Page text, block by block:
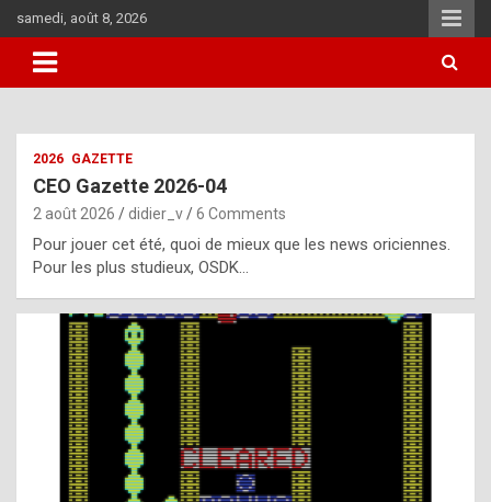
to
content
samedi, août 8, 2026
i
u
l
y
d
2026 GAZETTE
CEO Gazette 2026-04
2 août 2026 didier_v 6 Comments
Pour jouer cet été, quoi de mieux que les news oriciennes.
Pour les plus studieux, OSDK…